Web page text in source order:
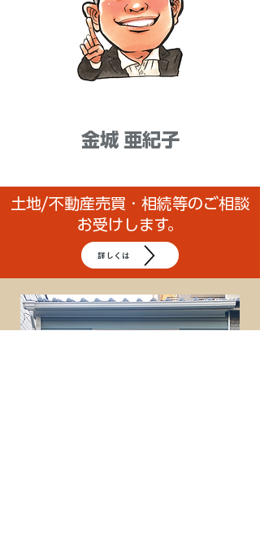
金城 亜紀子
土地/不動産売買・相続等のご相談
お受けします。
詳しくは